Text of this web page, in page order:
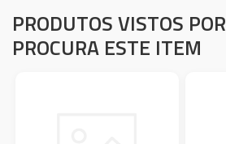
PRODUTOS VISTOS
PROCURA ESTE ITEM